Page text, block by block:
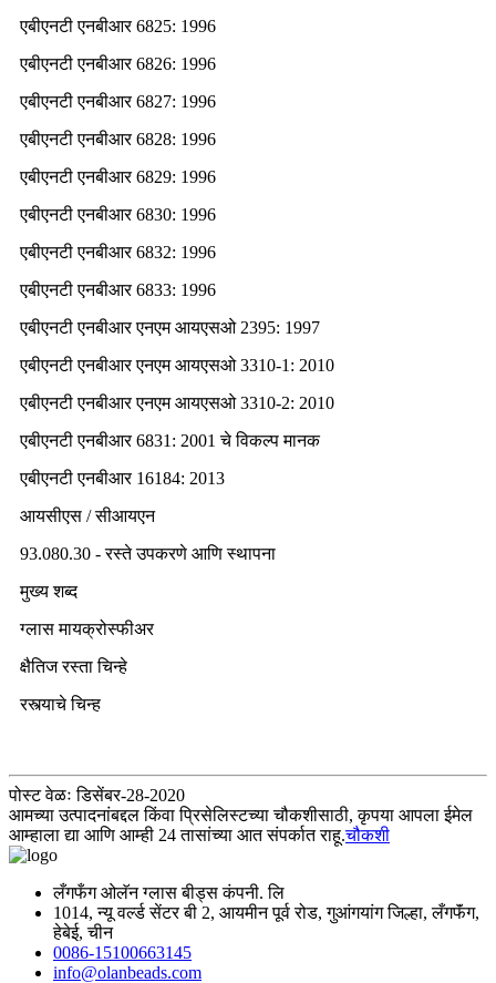
एबीएनटी एनबीआर 6825: 1996
एबीएनटी एनबीआर 6826: 1996
एबीएनटी एनबीआर 6827: 1996
एबीएनटी एनबीआर 6828: 1996
एबीएनटी एनबीआर 6829: 1996
एबीएनटी एनबीआर 6830: 1996
एबीएनटी एनबीआर 6832: 1996
एबीएनटी एनबीआर 6833: 1996
एबीएनटी एनबीआर एनएम आयएसओ 2395: 1997
एबीएनटी एनबीआर एनएम आयएसओ 3310-1: 2010
एबीएनटी एनबीआर एनएम आयएसओ 3310-2: 2010
एबीएनटी एनबीआर 6831: 2001 चे विकल्प मानक
एबीएनटी एनबीआर 16184: 2013
आयसीएस / सीआयएन
93.080.30 - रस्ते उपकरणे आणि स्थापना
मुख्य शब्द
ग्लास मायक्रोस्फीअर
क्षैतिज रस्ता चिन्हे
रस्त्याचे चिन्ह
पोस्ट वेळः डिसेंबर-28-2020
आमच्या उत्पादनांबद्दल किंवा प्रिसेलिस्टच्या चौकशीसाठी, कृपया आपला ईमेल
आम्हाला द्या आणि आम्ही 24 तासांच्या आत संपर्कात राहू.चौकशी
लँगफँग ओलॅन ग्लास बीड्स कंपनी. लि
1014, न्यू वर्ल्ड सेंटर बी 2, आयमीन पूर्व रोड, गुआंगयांग जिल्हा, लँगफॅंग,
हेबेई, चीन
0086-15100663145
info@olanbeads.com